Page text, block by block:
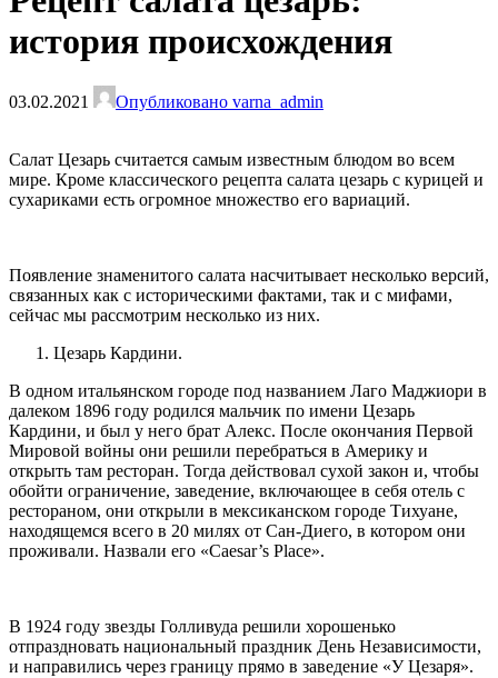
история происхождения
03.02.2021 Опубликовано varna_admin
Салат Цезарь считается самым известным блюдом во всем
мире. Кроме классического рецепта салата цезарь с курицей и
сухариками есть огромное множество его вариаций.
Появление знаменитого салата насчитывает несколько версий,
связанных как с историческими фактами, так и с мифами,
сейчас мы рассмотрим несколько из них.
Цезарь Кардини.
В одном итальянском городе под названием Лаго Маджиори в
далеком 1896 году родился мальчик по имени Цезарь
Кардини, и был у него брат Алекс. После окончания Первой
Мировой войны они решили перебраться в Америку и
открыть там ресторан. Тогда действовал сухой закон и, чтобы
обойти ограничение, заведение, включающее в себя отель с
рестораном, они открыли в мексиканском городе Тихуане,
находящемся всего в 20 милях от Сан-Диего, в котором они
проживали. Назвали его «Caesar’s Place».
В 1924 году звезды Голливуда решили хорошенько
отпраздновать национальный праздник День Независимости,
и направились через границу прямо в заведение «У Цезаря».